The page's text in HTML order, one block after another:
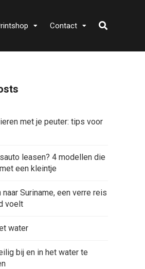
Contact
met je peuter: tips voor
leasen? 4 modellen die
een kleintje
Suriname, een verre reis
voelt
water
bij en in het water te